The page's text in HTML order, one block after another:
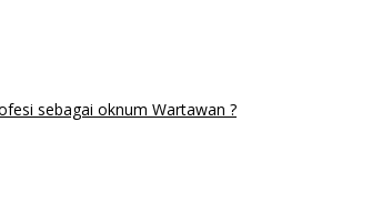
sebagai oknum Wartawan ?